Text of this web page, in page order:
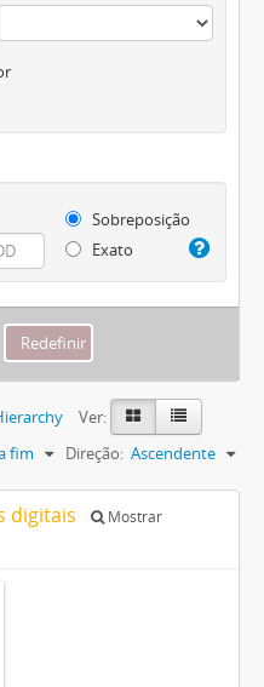
Sobreposição
Exato
Ver:
fim Direção: Ascendente
digitais
Mostrar